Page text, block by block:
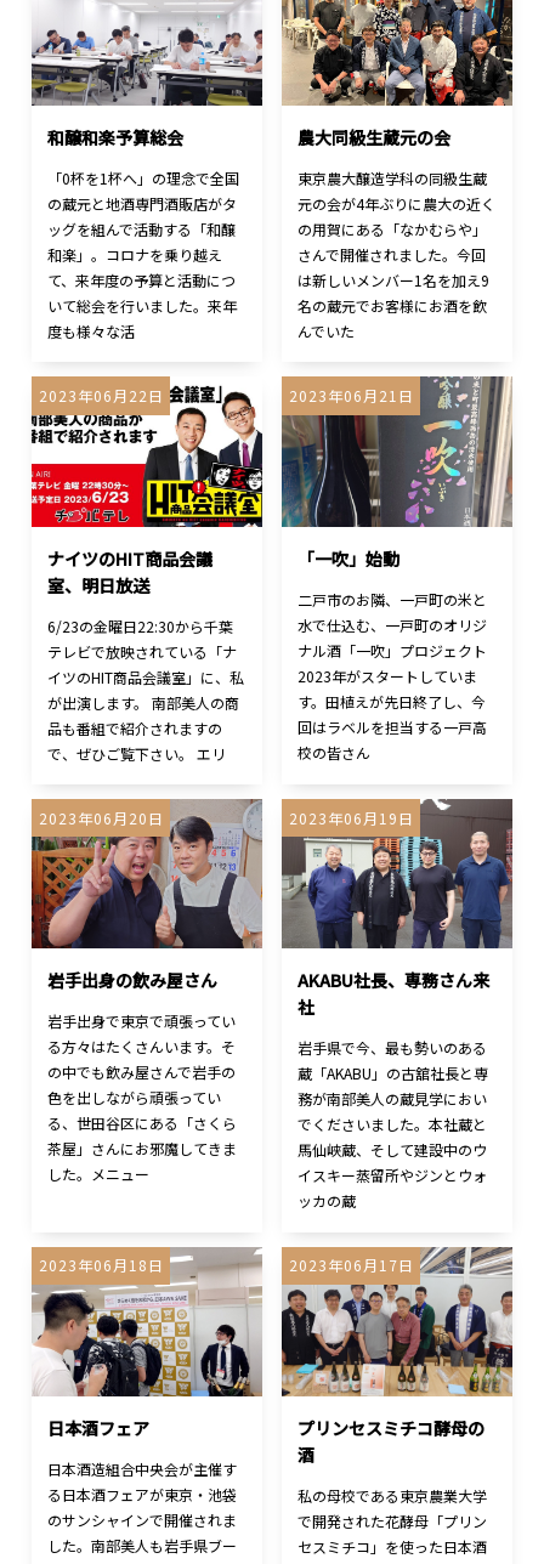
和醸和楽予算総会
「0杯を1杯へ」の理念で全国
の蔵元と地酒専門酒販店がタ
ッグを組んで活動する「和醸
和楽」。コロナを乗り越え
て、来年度の予算と活動につ
いて総会を行いました。来年
度も様々な活
農大同級生蔵元の会
東京農大醸造学科の同級生蔵
元の会が4年ぶりに農大の近く
の用賀にある「なかむらや」
さんで開催されました。今回
は新しいメンバー1名を加え9
名の蔵元でお客様にお酒を飲
んでいた
2023年06月22日
ナイツのHIT商品会議
室、明日放送
6/23の金曜日22:30から千葉
テレビで放映されている「ナ
イツのHIT商品会議室」に、私
が出演します。 南部美人の商
品も番組で紹介されますの
で、ぜひご覧下さい。 エリ
2023年06月21日
「一吹」始動
二戸市のお隣、一戸町の米と
水で仕込む、一戸町のオリジ
ナル酒「一吹」プロジェクト
2023年がスタートしていま
す。田植えが先日終了し、今
回はラベルを担当する一戸高
校の皆さん
2023年06月20日
岩手出身の飲み屋さん
岩手出身で東京で頑張ってい
る方々はたくさんいます。そ
の中でも飲み屋さんで岩手の
色を出しながら頑張ってい
る、世田谷区にある「さくら
茶屋」さんにお邪魔してきま
した。メニュー
2023年06月19日
AKABU社長、専務さん来
社
岩手県で今、最も勢いのある
蔵「AKABU」の古舘社長と専
務が南部美人の蔵見学におい
でくださいました。本社蔵と
馬仙峡蔵、そして建設中のウ
イスキー蒸留所やジンとウォ
ッカの蔵
2023年06月18日
日本酒フェア
日本酒造組合中央会が主催す
る日本酒フェアが東京・池袋
のサンシャインで開催されま
した。南部美人も岩手県ブー
2023年06月17日
プリンセスミチコ酵母の
酒
私の母校である東京農業大学
で開発された花酵母「プリン
セスミチコ」を使った日本酒